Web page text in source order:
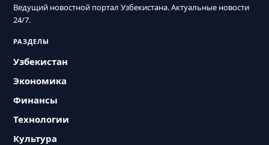
Ведущий новостной портал Узбекистана. Актуальные новости
24/7.
РАЗДЕЛЫ
Узбекистан
Экономика
Финансы
Технологии
Культура